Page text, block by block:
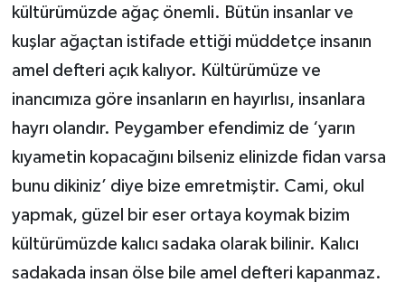
kültürümüzde ağaç önemli. Bütün insanlar ve
kuşlar ağaçtan istifade ettiği müddetçe insanın
amel defteri açık kalıyor. Kültürümüze ve
inancımıza göre insanların en hayırlısı, insanlara
hayrı olandır. Peygamber efendimiz de ‘yarın
kıyametin kopacağını bilseniz elinizde fidan varsa
bunu dikiniz’ diye bize emretmiştir. Cami, okul
yapmak, güzel bir eser ortaya koymak bizim
kültürümüzde kalıcı sadaka olarak bilinir. Kalıcı
sadakada insan ölse bile amel defteri kapanmaz.